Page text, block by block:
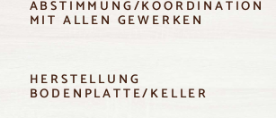
ABSTIMMUNG/KOORDINATION
MIT ALLEN GEWERKEN
HERSTELLUNG
BODENPLATTE/KELLER